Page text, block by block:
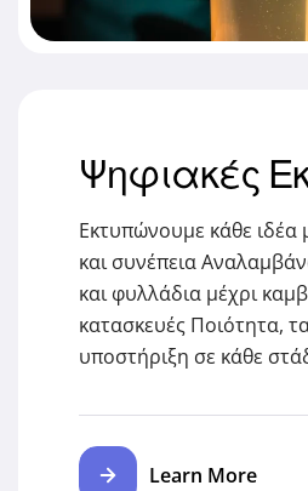
Ψηφιακές
Εκτυπώνουμε κάθε ιδέα
και συνέπεια
και φυλλάδια μέχρι
κατασκευές Ποιότητα,
υποστήριξη σε κάθε
Learn More